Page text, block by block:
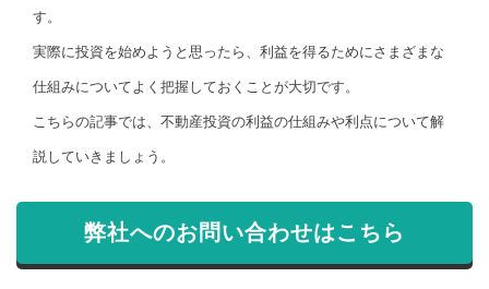
す。
実際に投資を始めようと思ったら、利益を得るためにさまざまな
仕組みについてよく把握しておくことが大切です。
こちらの記事では、不動産投資の利益の仕組みや利点について解
説していきましょう。
弊社へのお問い合わせはこちら